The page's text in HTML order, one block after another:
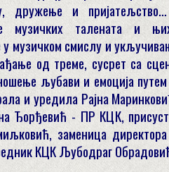
дружење и
музичких талената и
музичком смислу и
од треме, сусрет са
љубави и емоција
и уредила Рајна
Ђорђевић - ПР КЦК,
заменица
КЦК Љубодраг